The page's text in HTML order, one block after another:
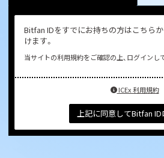
Bitfan IDをすでにお持ちの方はこちら
けます。
当サイトの利用規約をご確認の上、ログインし
ICEx 利用規約
上記に同意してBitfan ID